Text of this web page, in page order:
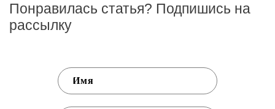
Понравилась статья? Подпишись на
рассылку